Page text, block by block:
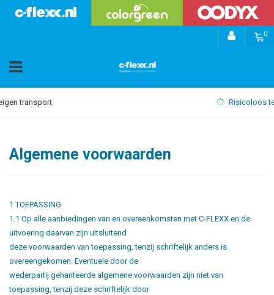
0
Algemene voorwaarden
1 TOEPASSING
1.1 Op alle aanbiedingen van en overeenkomsten met C-FLEXX en de
uitvoering daarvan zijn uitsluitend
deze voorwaarden van toepassing, tenzij schriftelijk anders is
overeengekomen. Eventuele door de
wederpartij gehanteerde algemene voorwaarden zijn niet van
toepassing, tenzij deze schriftelijk door